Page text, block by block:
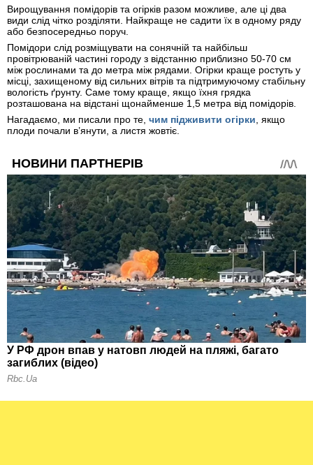
Вирощування помідорів та огірків разом можливе, але ці два
види слід чітко розділяти. Найкраще не садити їх в одному ряду
або безпосередньо поруч.
Помідори слід розміщувати на сонячній та найбільш
провітрюваній частині городу з відстанню приблизно 50-70 см
між рослинами та до метра між рядами. Огірки краще ростуть у
місці, захищеному від сильних вітрів та підтримуючому стабільну
вологість ґрунту. Саме тому краще, якщо їхня грядка
розташована на відстані щонайменше 1,5 метра від помідорів.
Нагадаємо, ми писали про те, чим підживити огірки, якщо
плоди почали в’янути, а листя жовтіє.